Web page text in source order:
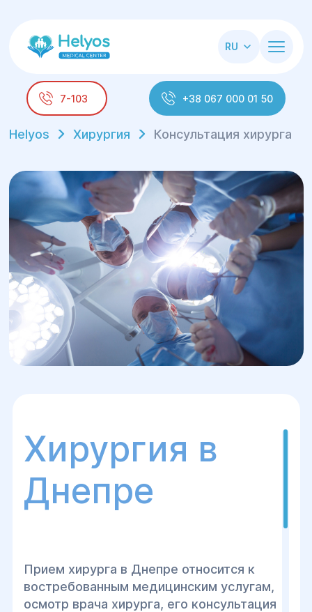
RU
7-103 +38 067 000 01 50
Helyos Хирургия Консультация хирурга
Хирургия в
Днепре
Прием хирурга в Днепре относится к
востребованным медицинским услугам,
осмотр врача хирурга, его консультация